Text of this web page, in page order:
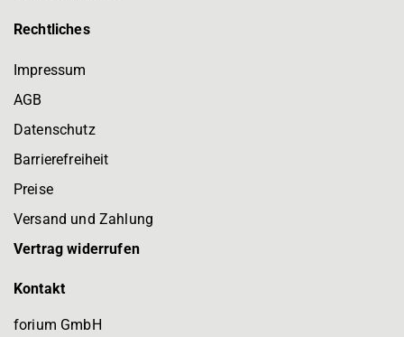
Rechtliches
Impressum
AGB
Datenschutz
Barrierefreiheit
Preise
Versand und Zahlung
Vertrag widerrufen
Kontakt
forium GmbH